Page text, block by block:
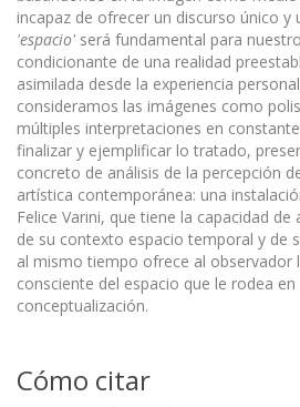
incapaz de ofrecer un discurso único y
'espacio' será fundamental para
condicionante de una realidad
asimilada desde la experiencia
consideramos las imágenes como
múltiples interpretaciones en
finalizar y ejemplificar lo tratado,
concreto de análisis de la percepción
artística contemporánea: una
Felice Varini, que tiene la capacidad
de su contexto espacio temporal y de
al mismo tiempo ofrece al observador
consciente del espacio que le rodea
conceptualización.
Cómo citar